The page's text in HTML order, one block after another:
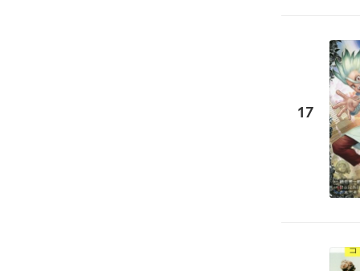
17